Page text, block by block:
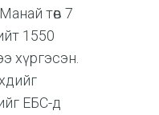
төв 7
1550
хүргэсэн.
ЕБС-д